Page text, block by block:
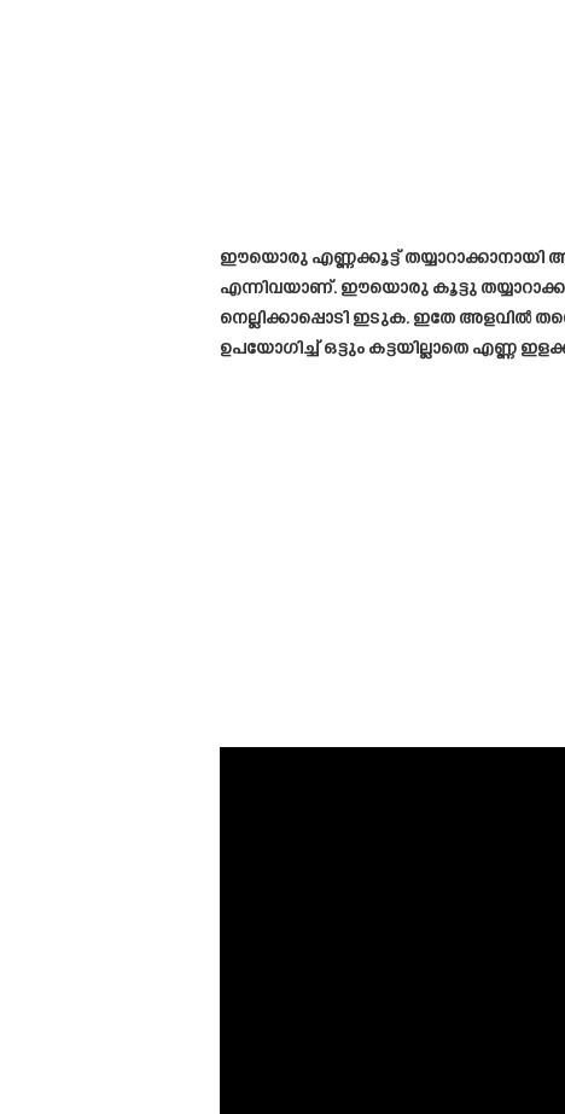
ഈയൊരു എണ്ണക്കൂട്ട് തയ്യാറാക്കാനായി
എന്നിവയാണ്. ഈയൊരു കൂട്ടു
നെല്ലിക്കാപ്പൊടി ഇടുക. ഇതേ
ഉപയോഗിച്ച് ഒട്ടും കട്ടയില്ലാതെ എണ്ണ